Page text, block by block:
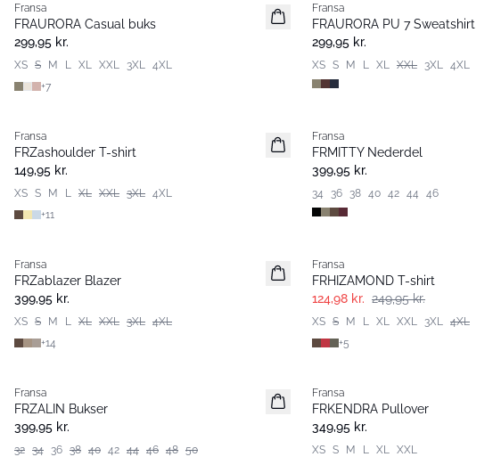
Nyhed
Fransa
FRAURORA Casual buks
299,95 kr.
XS S M L XL XXL 3XL 4XL
+7
Nyhed
Fransa
FRAURORA PU 7 Sweatshirt
299,95 kr.
XS S M L XL XXL 3XL 4XL
Nyhed
Fransa
FRZashoulder T-shirt
149,95 kr.
XS S M L XL XXL 3XL 4XL
+11
Nyhed
Fransa
FRMITTY Nederdel
399,95 kr.
34 36 38 40 42 44 46
Extended size
Fransa
FRZablazer Blazer
399,95 kr.
XS S M L XL XXL 3XL 4XL
+14
Extended size
Fransa
FRHIZAMOND T-shirt
124,98 kr. 249,95 kr.
XS S M L XL XXL 3XL 4XL
+5
Nyhed
Fransa
FRZALIN Bukser
399,95 kr.
32 34 36 38 40 42 44 46 48 50
Nyhed
Fransa
FRKENDRA Pullover
349,95 kr.
XS S M L XL XXL